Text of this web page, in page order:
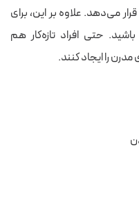
می‌دهد. علاوه بر این، برای
حتی افراد تازه‌کار هم
را ایجاد کنند.